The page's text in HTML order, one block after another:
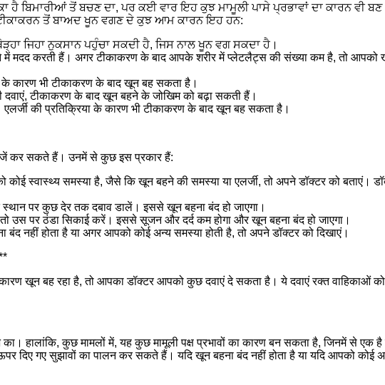
ਹੈ ਬਿਮਾਰੀਆਂ ਤੋਂ ਬਚਣ ਦਾ, ਪਰ ਕਈ ਵਾਰ ਇਹ ਕੁਝ ਮਾਮੂਲੀ ਪਾਸੇ ਪ੍ਰਭਾਵਾਂ ਦਾ ਕਾਰਨ ਵੀ ਬਣ
ਤੋਂ ਬਾਅਦ ਖੂਨ ਵਗਣ ਦੇ ਕੁਝ ਆਮ ਕਾਰਨ ਇਹ ਹਨ:
ਜਿਹਾ ਨੁਕਸਾਨ ਪਹੁੰਚਾ ਸਕਦੀ ਹੈ, ਜਿਸ ਨਾਲ ਖੂਨ ਵਗ ਸਕਦਾ ਹੈ।
करती हैं। अगर टीकाकरण के बाद आपके शरीर में प्लेटलैट्स की संख्या कम है, तो आपको
के कारण भी टीकाकरण के बाद खून बह सकता है।
टीकाकरण के बाद खून बहने के जोखिम को बढ़ा सकती हैं।
की प्रतिक्रिया के कारण भी टीकाकरण के बाद खून बह सकता है।
कर सकते हैं। उनमें से कुछ इस प्रकार हैं:
स्वास्थ्य समस्या है, जैसे कि खून बहने की समस्या या एलर्जी, तो अपने डॉक्टर को बताएं।
पर कुछ देर तक दबाव डालें। इससे खून बहना बंद हो जाएगा।
उस पर ठंडा सिकाई करें। इससे सूजन और दर्द कम होगा और खून बहना बंद हो जाएगा।
नहीं होता है या अगर आपको कोई अन्य समस्या होती है, तो अपने डॉक्टर को दिखाएं।
खून बह रहा है, तो आपका डॉक्टर आपको कुछ दवाएं दे सकता है। ये दवाएं रक्त वाहिकाओं को
का। हालांकि, कुछ मामलों में, यह कुछ मामूली पक्ष प्रभावों का कारण बन सकता है, जिनमें से एक
दिए गए सुझावों का पालन कर सकते हैं। यदि खून बहना बंद नहीं होता है या यदि आपको कोई